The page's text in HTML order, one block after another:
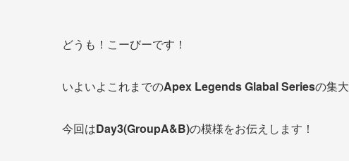
どうも！こーびーです！
いよいよこれまでのApex Legends Glabal Seriesの集
今回はDay3(GroupA&B)の模様をお伝えします！